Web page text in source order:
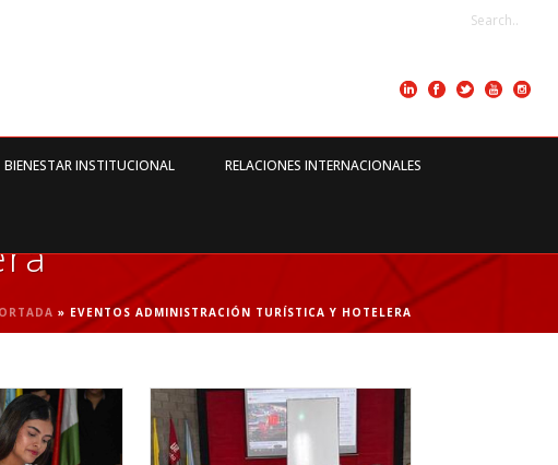
BIENESTAR INSTITUCIONAL RELACIONES INTERNACIONALES
» EVENTOS ADMINISTRACIÓN TURÍSTICA Y HOTELERA